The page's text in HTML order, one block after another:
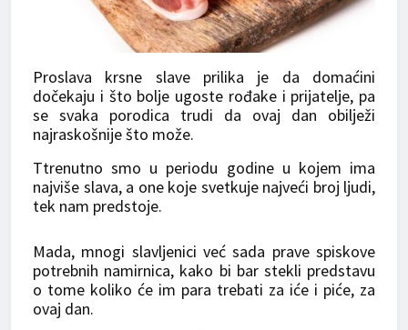
Proslava krsne slave prilika je da domaćini
dočekaju i što bolje ugoste rođake i prijatelje, pa
se svaka porodica trudi da ovaj dan obilježi
najraskošnije što može.
Ttrenutno smo u periodu godine u kojem ima
najviše slava, a one koje svetkuje najveći broj ljudi,
tek nam predstoje.
Mada, mnogi slavljenici već sada prave spiskove
potrebnih namirnica, kako bi bar stekli predstavu
o tome koliko će im para trebati za iće i piće, za
ovaj dan.